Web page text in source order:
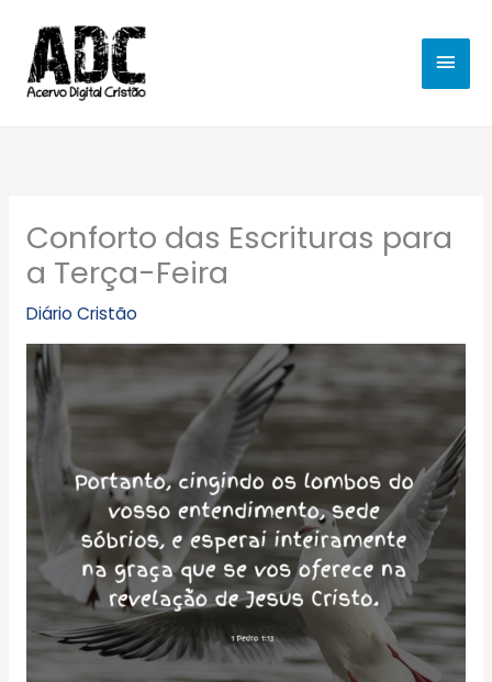
para
conteúdo
Conforto das Escrituras para
a Terça-Feira
Diário Cristão